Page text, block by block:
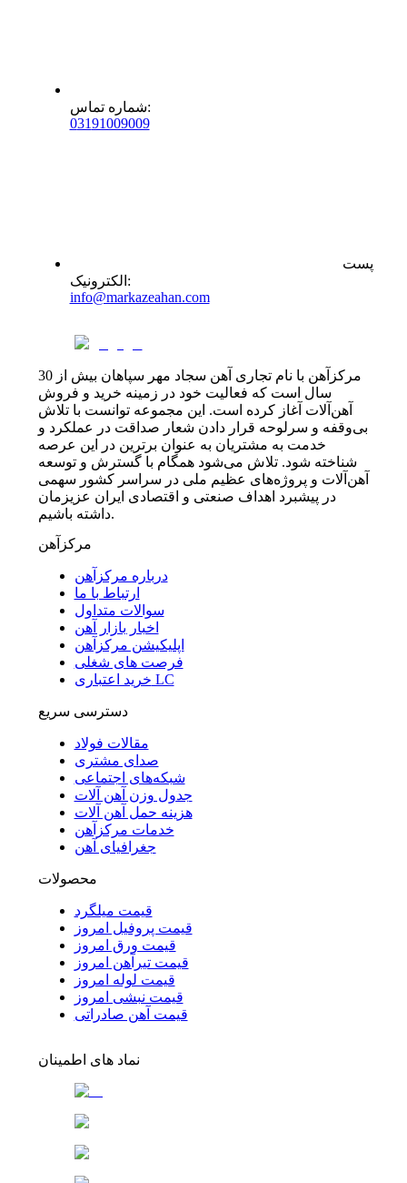
شماره تماس:
03191009009
پست
الکترونیک :
info@markazeahan.com
مرکزآهن با نام تجاری آهن سجاد مهر سپاهان بیش از 30
سال است که فعالیت خود در زمینه خرید و فروش
آهن‌آلات آغاز کرده است. این مجموعه توانست با تلاش
بی‌وقفه و سرلوحه قرار دادن شعار صداقت در عملکرد و
خدمت به مشتریان به عنوان برترین در این عرصه
شناخته شود. تلاش می‌شود همگام با گسترش و توسعه
آهن‌آلات و پروژه‌های عظیم ملی در سراسر کشور سهمی
در پیشبرد اهداف صنعتی و اقتصادی ایران عزیزمان
داشته باشیم.
مرکزآهن
درباره مرکزآهن
ارتباط با ما
سوالات متداول
اخبار بازار آهن
اپلیکیشن مرکزآهن
فرصت های شغلی
خرید اعتباری LC
دسترسی سریع
مقالات فولاد
صدای مشتری
شبکه‌های اجتماعی
جدول وزن آهن آلات
هزینه حمل آهن آلات
خدمات مرکزآهن
جغرافیای آهن
محصولات
قیمت میلگرد
قیمت پروفیل امروز
قیمت ورق امروز
قیمت تیرآهن امروز
قیمت لوله امروز
قیمت نبشی امروز
قیمت آهن صادراتی
نماد های اطمینان